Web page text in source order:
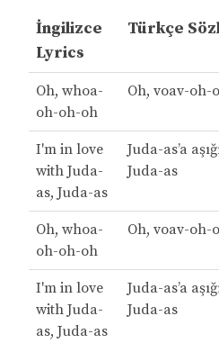
İngilizce
Lyrics
Türkçe
Oh, whoa-
oh-oh-oh
Oh, voav-oh-
I'm in love
with Juda-
as, Juda-as
Juda-as’a
Juda-as
Oh, whoa-
oh-oh-oh
Oh, voav-oh-
I'm in love
with Juda-
as, Juda-as
Juda-as’a
Juda-as